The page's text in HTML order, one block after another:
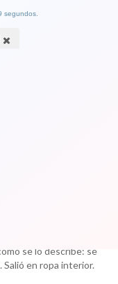
se lo describe: se
Salió en ropa interior.
segundos.